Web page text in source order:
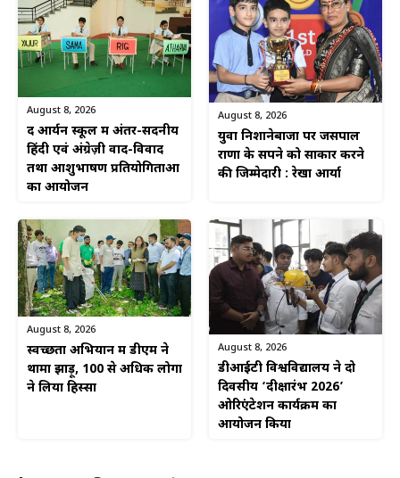
August 8, 2026
द आर्यन स्कूल में अंतर-सदनीय
हिंदी एवं अंग्रेज़ी वाद-विवाद
तथा आशुभाषण प्रतियोगिताओं
का आयोजन
August 8, 2026
युवा निशानेबाजों पर जसपाल
राणा के सपने को साकार करने
की जिम्मेदारी : रेखा आर्या
August 8, 2026
स्वच्छता अभियान में डीएम ने
थामा झाड़ू, 100 से अधिक लोगों
ने लिया हिस्सा
August 8, 2026
डीआईटी विश्वविद्यालय ने दो
दिवसीय ‘दीक्षारंभ 2026’
ओरिएंटेशन कार्यक्रम का
आयोजन किया